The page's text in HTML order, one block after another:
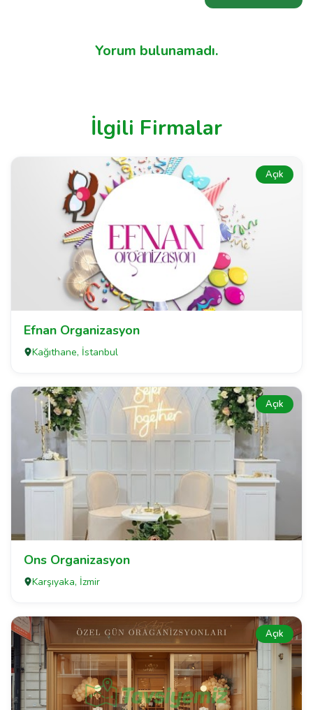
Yorum bulunamadı.
İlgili Firmalar
Açık
Efnan Organizasyon
Kağıthane, İstanbul
Açık
Ons Organizasyon
Karşıyaka, İzmir
Açık